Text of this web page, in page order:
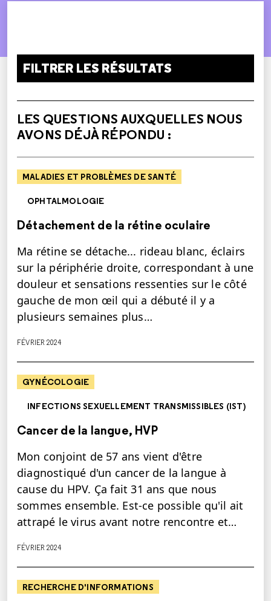
FILTRER LES RÉSULTATS
LES QUESTIONS AUXQUELLES NOUS
AVONS DÉJÀ RÉPONDU :
MALADIES ET PROBLÈMES DE SANTÉ
OPHTALMOLOGIE
Détachement de la rétine oculaire
Ma rétine se détache... rideau blanc, éclairs
sur la périphérie droite, correspondant à une
douleur et sensations ressenties sur le côté
gauche de mon œil qui a débuté il y a
plusieurs semaines plus…
FÉVRIER 2024
GYNÉCOLOGIE
INFECTIONS SEXUELLEMENT TRANSMISSIBLES (IST)
Cancer de la langue, HVP
Mon conjoint de 57 ans vient d'être
diagnostiqué d'un cancer de la langue à
cause du HPV. Ça fait 31 ans que nous
sommes ensemble. Est-ce possible qu'il ait
attrapé le virus avant notre rencontre et…
FÉVRIER 2024
RECHERCHE D'INFORMATIONS